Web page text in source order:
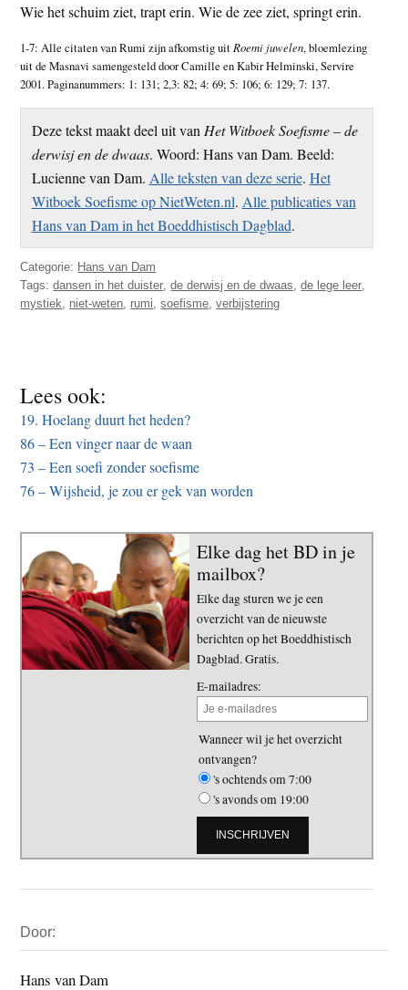
Wie het schuim ziet, trapt erin. Wie de zee ziet, springt erin.
1-7: Alle citaten van Rumi zijn afkomstig uit Roemi juwelen, bloemlezing
uit de Masnavi samengesteld door Camille en Kabir Helminski, Servire
2001. Paginanummers: 1: 131; 2,3: 82; 4: 69; 5: 106; 6: 129; 7: 137.
Deze tekst maakt deel uit van Het Witboek Soefisme – de
derwisj en de dwaas. Woord: Hans van Dam. Beeld:
Lucienne van Dam. Alle teksten van deze serie. Het
Witboek Soefisme op NietWeten.nl. Alle publicaties van
Hans van Dam in het Boeddhistisch Dagblad.
Categorie: Hans van Dam
Tags:dansen in het duister,de derwisj en de dwaas,de lege leer,
mystiek, niet-weten, rumi,soefisme,verbijstering
Lees ook:
19. Hoelang duurt het heden?
86 – Een vinger naar de waan
73 – Een soefi zonder soefisme
76 – Wijsheid, je zou er gek van worden
Elke dag het BD in je
mailbox?
Elke dag sturen we je een
overzicht van de nieuwste
berichten op het Boeddhistisch
Dagblad. Gratis.
E-mailadres:
Wanneer wil je het overzicht
ontvangen?
's ochtends om 7:00
's avonds om 19:00
Sidebar
Door:
Hans van Dam